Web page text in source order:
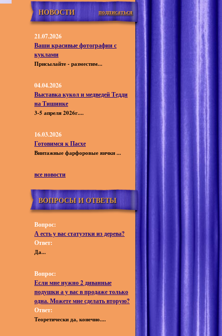
НОВОСТИ подписаться
21.07.2026
Ваши красивые фотографии с
куклами
Присылайте - разместим...
04.04.2026
Выставка кукол и медведей Тедди
на Тишинке
3-5 апреля 2026г....
16.03.2026
Готовимся к Пасхе
Винтажные фарфоровые яички ...
все новости
ВОПРОСЫ И ОТВЕТЫ
Вопрос:
А есть у вас статуэтки из дерева?
Ответ:
Да...
Вопрос:
Если мне нужно 2 диванные
подушки а у вас в продаже только
одна. Можете мне сделать вторую?
Ответ:
Теоретически да, конечно....